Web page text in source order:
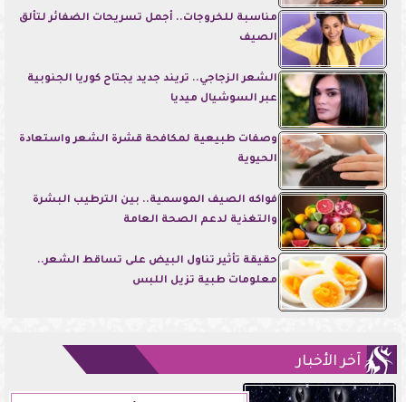
مناسبة للخروجات.. أجمل تسريحات الضفائر لتألق
الصيف
الشعر الزجاجي.. تريند جديد يجتاح كوريا الجنوبية
عبر السوشيال ميديا
وصفات طبيعية لمكافحة قشرة الشعر واستعادة
الحيوية
فواكه الصيف الموسمية.. بين الترطيب البشرة
والتغذية لدعم الصحة العامة
حقيقة تأثير تناول البيض على تساقط الشعر..
معلومات طبية تزيل اللبس
آخر الأخبار